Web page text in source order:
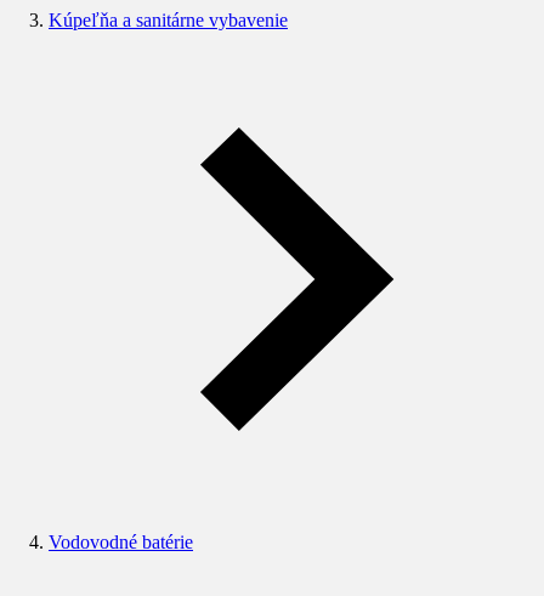
Kúpeľňa a sanitárne vybavenie
Vodovodné batérie